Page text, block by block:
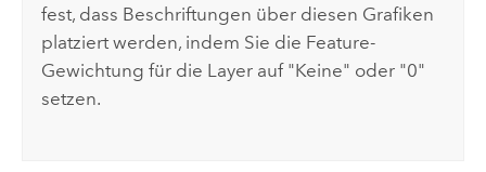
fest, dass Beschriftungen über diesen Grafiken
platziert werden, indem Sie die Feature-
Gewichtung für die Layer auf "Keine" oder "0"
setzen.